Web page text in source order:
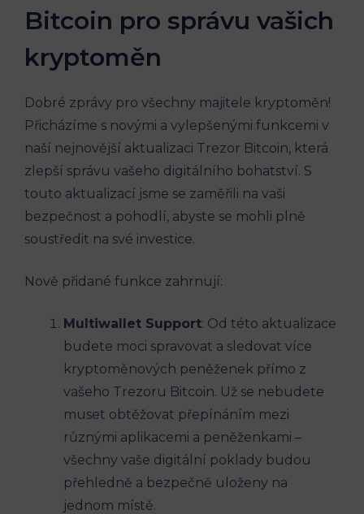
Bitcoin pro správu vašich
kryptoměn
Dobré zprávy pro všechny majitele kryptoměn!
Přicházíme s novými a vylepšenými funkcemi v
naší nejnovější aktualizaci Trezor Bitcoin, která
zlepší správu vašeho digitálního bohatství. S
touto aktualizací jsme se zaměřili na vaši
bezpečnost a pohodlí, abyste se mohli plně
soustředit na své investice.
Nově přidané funkce zahrnují:
Multiwallet Support: Od této aktualizace
budete moci spravovat a sledovat více
kryptoměnových peněženek přímo z
vašeho Trezoru Bitcoin. Už se nebudete
muset obtěžovat přepínáním mezi
různými aplikacemi a peněženkami –
všechny vaše digitální poklady budou
přehledně a bezpečně uloženy na
jednom místě.